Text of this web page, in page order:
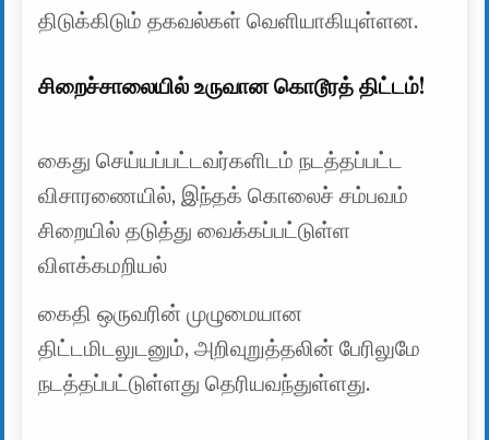
திடுக்கிடும் தகவல்கள் வெளியாகியுள்ளன.
சிறைச்சாலையில் உருவான கொடூரத் திட்டம்!
கைது செய்யப்பட்டவர்களிடம் நடத்தப்பட்ட
விசாரணையில், இந்தக் கொலைச் சம்பவம்
சிறையில் தடுத்து வைக்கப்பட்டுள்ள
விளக்கமறியல்
கைதி ஒருவரின் முழுமையான
திட்டமிடலுடனும், அறிவுறுத்தலின் பேரிலுமே
நடத்தப்பட்டுள்ளது தெரியவந்துள்ளது.